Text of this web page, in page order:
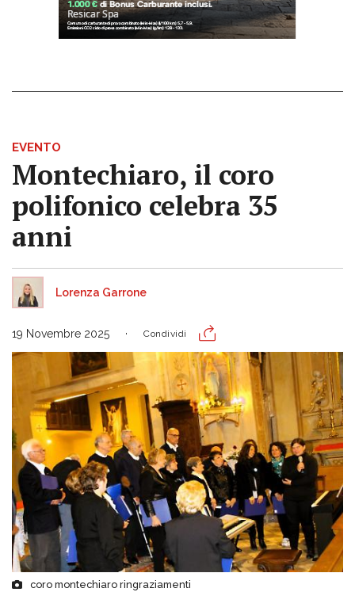
EVENTO
Montechiaro, il coro
polifonico celebra 35
anni
Lorenza Garrone
19 Novembre 2025 Condividi
coro montechiaro ringraziamenti